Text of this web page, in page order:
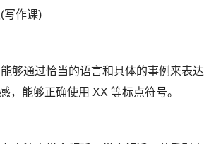
写作课)
够通过恰当的语言和具体的事例来表达
，能够正确使用 XX 等标点符号。